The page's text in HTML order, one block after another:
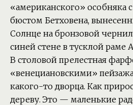
«американского» особняка
бюстом Бетховена,
Солнце на бронзовой
синей стене в тусклой
В столовой прелестная
«венециановскими»
какого-то дворца. Как
дереву. Это — маленькие